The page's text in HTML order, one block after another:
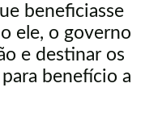
beneficiasse
ele, o governo
e destinar os
benefício a